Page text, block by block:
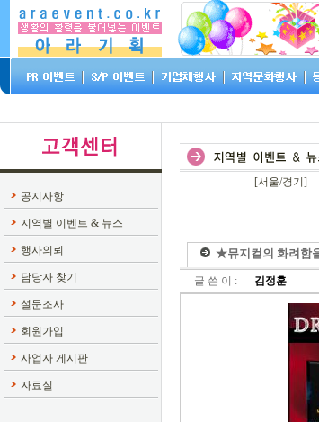
공지사항
지역별 이벤트 & 뉴스
행사의뢰
담당자 찾기
설문조사
회원가입
사업자 게시판
자료실
[서울/경기]
★뮤지컬의 화려함
글 쓴 이 : 김정훈